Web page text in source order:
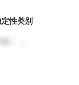
性类别